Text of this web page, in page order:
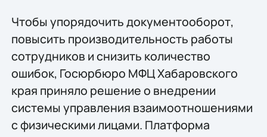
Чтобы упорядочить документооборот,
повысить производительность работы
сотрудников и снизить количество
ошибок, Госюрбюро МФЦ Хабаровского
края приняло решение о внедрении
системы управления взаимоотношениями
с физическими лицами. Платформа